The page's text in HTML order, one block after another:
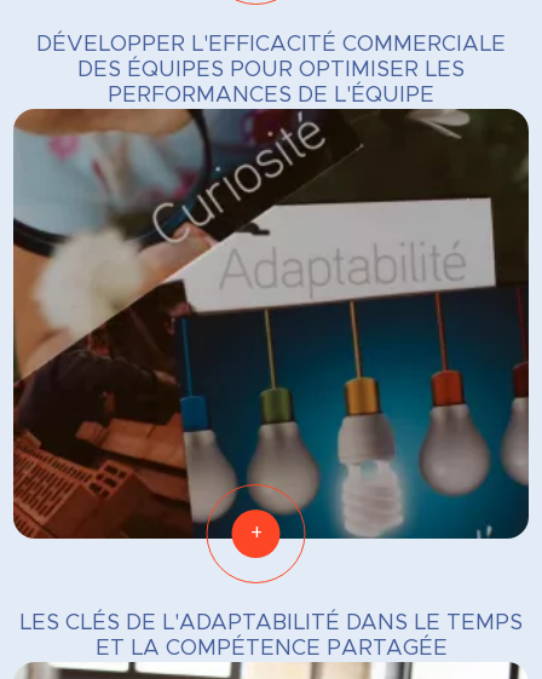
DÉVELOPPER L'EFFICACITÉ COMMERCIALE
DES ÉQUIPES POUR OPTIMISER LES
PERFORMANCES DE L'ÉQUIPE
+
LES CLÉS DE L'ADAPTABILITÉ DANS LE TEMPS
ET LA COMPÉTENCE PARTAGÉE